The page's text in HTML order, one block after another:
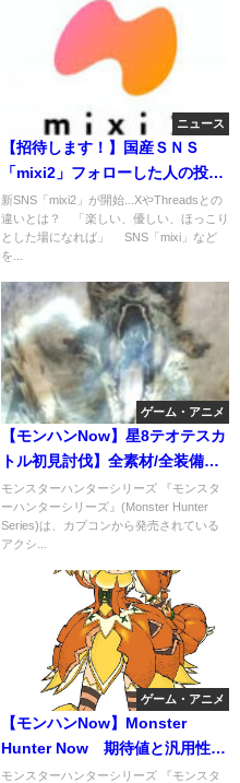
ニュース
【招待します！】国産ＳＮＳ
「mixi2」フォローした人の投稿
が時系列で見えるシンプル仕様
新SNS「mixi2」が開始...XやThreadsとの
違いとは？ 「楽しい、優しい、ほっこり
とした場になれば」 SNS「mixi」など
を...
ゲーム・アニメ
【モンハンNow】星8テオテスカ
トル初見討伐】全素材/全装備も
紹介。スーパーノヴァもあるよ
モンスターハンターシリーズ 『モンスタ
ーハンターシリーズ』(Monster Hunter
Series)は、カプコンから発売されている
アクシ...
ゲーム・アニメ
【モンハンNow】Monster
Hunter Now 期待値と汎用性を
重視した最強弓ランキング！
モンスターハンターシリーズ 『モンスタ